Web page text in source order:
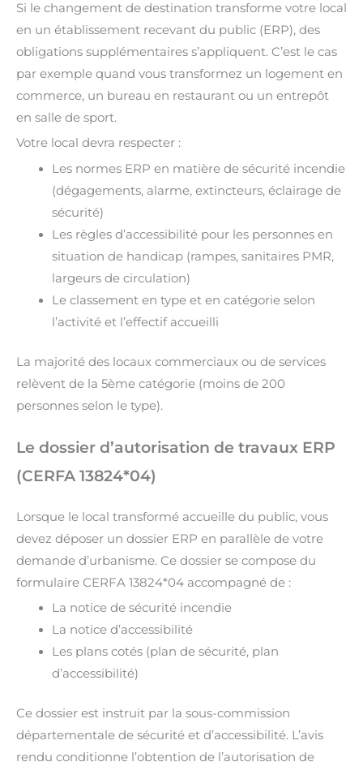
Si le changement de destination transforme votre local
en un établissement recevant du public (ERP), des
obligations supplémentaires s’appliquent. C’est le cas
par exemple quand vous transformez un logement en
commerce, un bureau en restaurant ou un entrepôt
en salle de sport.
Votre local devra respecter :
Les normes ERP en matière de sécurité incendie
(dégagements, alarme, extincteurs, éclairage de
sécurité)
Les règles d’accessibilité pour les personnes en
situation de handicap (rampes, sanitaires PMR,
largeurs de circulation)
Le classement en type et en catégorie selon
l’activité et l’effectif accueilli
La majorité des locaux commerciaux ou de services
relèvent de la 5ème catégorie (moins de 200
personnes selon le type).
Le dossier d’autorisation de travaux ERP
(CERFA 13824*04)
Lorsque le local transformé accueille du public, vous
devez déposer un dossier ERP en parallèle de votre
demande d’urbanisme. Ce dossier se compose du
formulaire CERFA 13824*04 accompagné de :
La notice de sécurité incendie
La notice d’accessibilité
Les plans cotés (plan de sécurité, plan
d’accessibilité)
Ce dossier est instruit par la sous-commission
départementale de sécurité et d’accessibilité. L’avis
rendu conditionne l’obtention de l’autorisation de